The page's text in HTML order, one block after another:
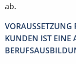
ab.
VORAUSSETZUNG
KUNDEN IST EINE